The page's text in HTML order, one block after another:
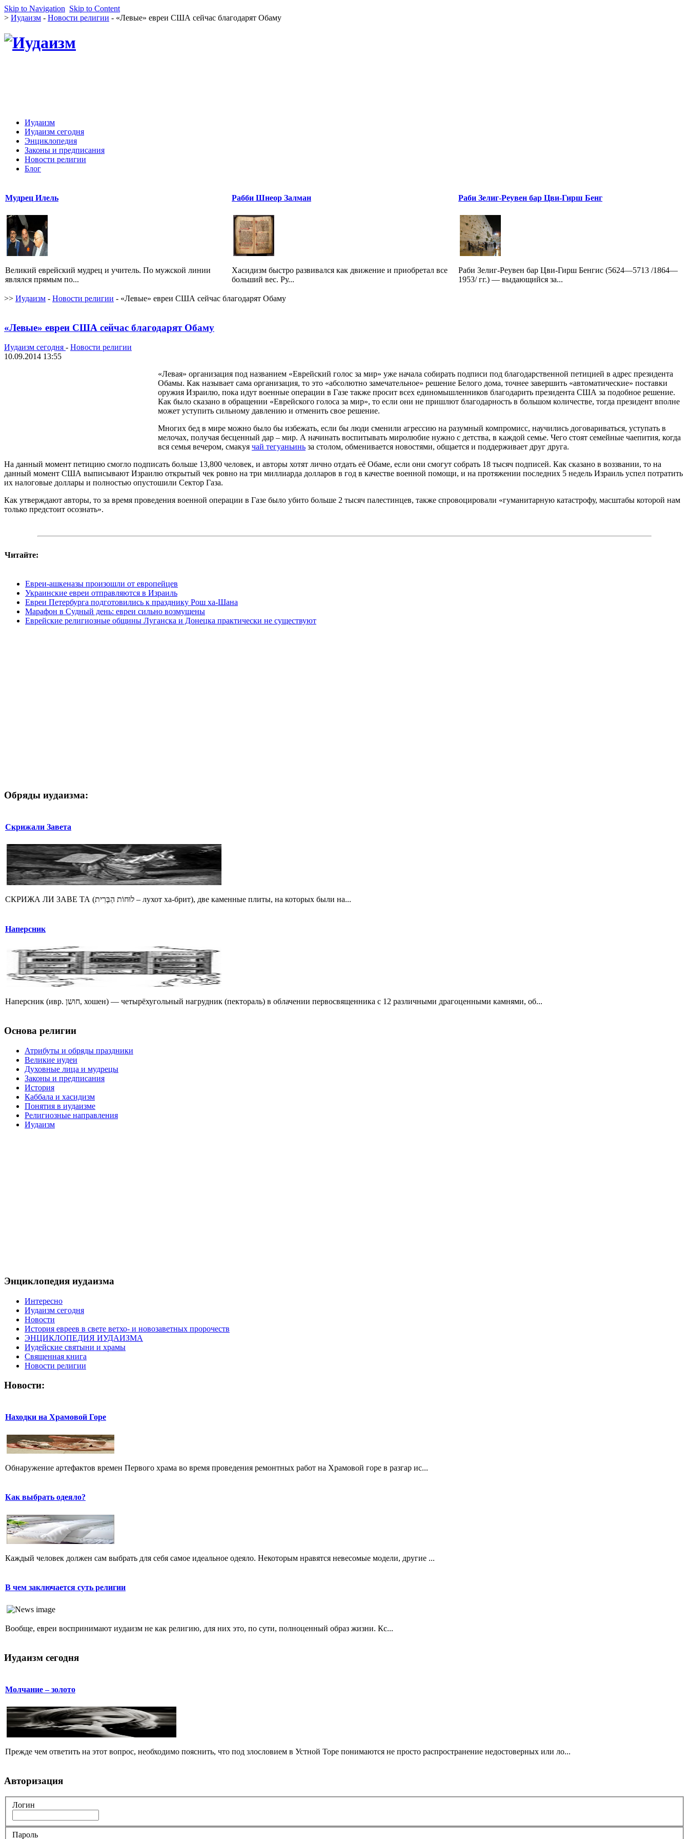
Skip to Navigation Skip to Content
> Иудаизм - Новости религии - «Левые» евреи США сейчас благодарят Обаму
Иудаизм
Иудаизм сегодня
Энциклопедия
Законы и предписания
Новости религии
Блог
Мудрец Илель
Великий еврейский мудрец и учитель. По мужской линии
являлся прямым по...
Рабби Шнеор Залман
Хасидизм быстро развивался как движение и приобретал все
больший вес. Ру...
Раби Зелиг-Реувен бар Цви-Гирш Бенг
Раби Зелиг-Реувен бар Цви-Гирш Бенгис (5624—5713 /1864—
1953/ гг.) — выдающийся за...
>> Иудаизм - Новости религии - «Левые» евреи США сейчас благодарят Обаму
«Левые» евреи США сейчас благодарят Обаму
Иудаизм сегодня - Новости религии
10.09.2014 13:55
«Левая» организация под названием «Еврейский голос за мир» уже начала собирать подписи под благодарственной петицией в адрес президента
Обамы. Как называет сама организация, то это «абсолютно замечательное» решение Белого дома, точнее завершить «автоматические» поставки
оружия Израилю, пока идут военные операции в Газе также просит всех единомышленников благодарить президента США за подобное решение.
Как было сказано в обращении «Еврейского голоса за мир», то если они не пришлют благодарность в большом количестве, тогда президент вполне
может уступить сильному давлению и отменить свое решение.
Многих бед в мире можно было бы избежать, если бы люди сменили агрессию на разумный компромисс, научились договариваться, уступать в
мелочах, получая бесценный дар – мир. А начинать воспитывать миролюбие нужно с детства, в каждой семье. Чего стоят семейные чаепития, когда
вся семья вечером, смакуя чай тегуаньинь за столом, обменивается новостями, общается и поддерживает друг друга.
На данный момент петицию смогло подписать больше 13,800 человек, и авторы хотят лично отдать её Обаме, если они смогут собрать 18 тысяч подписей. Как сказано в воззвании, то на
данный момент США выписывают Израилю открытый чек ровно на три миллиарда долларов в год в качестве военной помощи, и на протяжении последних 5 недель Израиль успел потратить
их налоговые доллары и полностью опустошили Сектор Газа.
Как утверждают авторы, то за время проведения военной операции в Газе было убито больше 2 тысяч палестинцев, также спровоцировали «гуманитарную катастрофу, масштабы которой нам
только предстоит осознать».
Читайте:
Евреи-ашкеназы произошли от европейцев
Украинские евреи отправляются в Израиль
Евреи Петербурга подготовились к празднику Рош ха-Шана
Марафон в Судный день: евреи сильно возмущены
Еврейские религиозные общины Луганска и Донецка практически не существуют
Обряды иудаизма:
Скрижали Завета
СКРИЖА ЛИ ЗАВЕ ТА (לוּחוֹת הַבְּרִית – лухот ха-брит), две каменные плиты, на которых были на...
Наперсник
Наперсник (ивр. חושן‎, хошен) — четырёхугольный нагрудник (пектораль) в облачении первосвященника с 12 различными драгоценными камнями, об...
Основа религии
Атрибуты и обряды праздники
Великие иудеи
Духовные лица и мудрецы
Законы и предписания
История
Каббала и хасидизм
Понятия в иудаизме
Религиозные направления
Иудаизм
Энциклопедия иудаизма
Интересно
Иудаизм сегодня
Новости
История евреев в свете ветхо- и новозаветных пророчеств
ЭНЦИКЛОПЕДИЯ ИУДАИЗМА
Иудейские святыни и храмы
Священная книга
Новости религии
Новости:
Находки на Храмовой Горе
Обнаружение артефактов времен Первого храма во время проведения ремонтных работ на Храмовой горе в разгар ис...
Как выбрать одеяло?
Каждый человек должен сам выбрать для себя самое идеальное одеяло. Некоторым нравятся невесомые модели, другие ...
В чем заключается суть религии
Вообще, евреи воспринимают иудаизм не как религию, для них это, по сути, полноценный образ жизни. Кс...
Иудаизм сегодня
Молчание – золото
Прежде чем ответить на этот вопрос, необходимо пояснить, что под злословием в Устной Торе понимаются не просто распространение недостоверных или ло...
Авторизация
Логин
Пароль